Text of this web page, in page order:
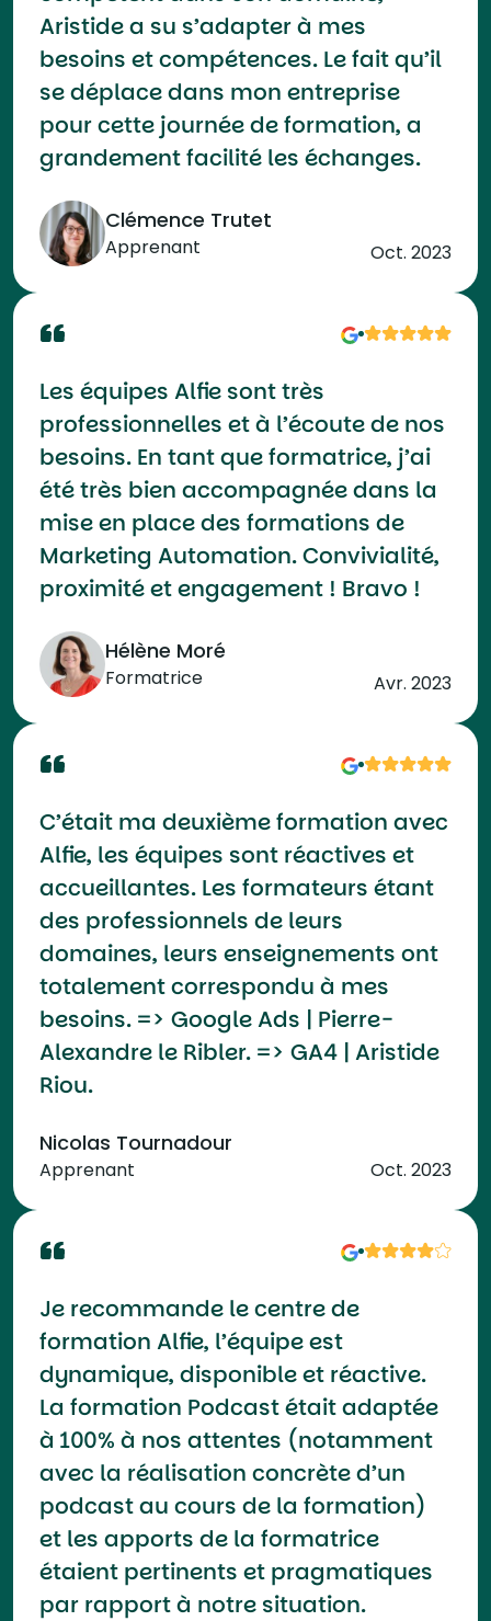
Aristide a su s’adapter à mes
besoins et compétences. Le fait qu’il
se déplace dans mon entreprise
pour cette journée de formation, a
grandement facilité les échanges.
Clémence Trutet
Apprenant Oct. 2023
Les équipes Alfie sont très
professionnelles et à l’écoute de nos
besoins. En tant que formatrice, j’ai
été très bien accompagnée dans la
mise en place des formations de
Marketing Automation. Convivialité,
proximité et engagement ! Bravo !
Hélène Moré
Formatrice Avr. 2023
C’était ma deuxième formation avec
Alfie, les équipes sont réactives et
accueillantes. Les formateurs étant
des professionnels de leurs
domaines, leurs enseignements ont
totalement correspondu à mes
besoins. => Google Ads | Pierre-
Alexandre le Ribler. => GA4 | Aristide
Riou.
Nicolas Tournadour
Apprenant Oct. 2023
Je recommande le centre de
formation Alfie, l’équipe est
dynamique, disponible et réactive.
La formation Podcast était adaptée
à 100% à nos attentes (notamment
avec la réalisation concrète d’un
podcast au cours de la formation)
et les apports de la formatrice
étaient pertinents et pragmatiques
par rapport à notre situation.